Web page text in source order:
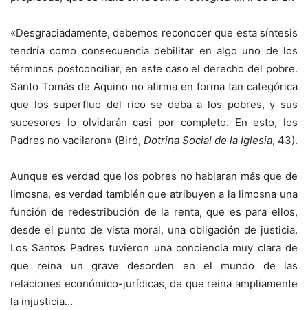
«Desgraciadamente, debemos reconocer que esta síntesis
tendría como consecuencia debilitar en algo uno de los
términos postconciliar, en este caso el derecho del pobre.
Santo Tomás de Aquino no afirma en forma tan categórica
que los superfluo del rico se deba a los pobres, y sus
sucesores lo olvidarán casi por completo. En esto, los
Padres no vacilaron» (Biró, Dotrina Social de la Iglesia, 43).
Aunque es verdad que los pobres no hablaran más que de
limosna, es verdad también que atribuyen a la limosna una
función de redestribución de la renta, que es para ellos,
desde el punto de vista moral, una obligación de justicia.
Los Santos Padres tuvieron una conciencia muy clara de
que reina un grave desorden en el mundo de las
relaciones económico-jurídicas, de que reina ampliamente
la injusticia…